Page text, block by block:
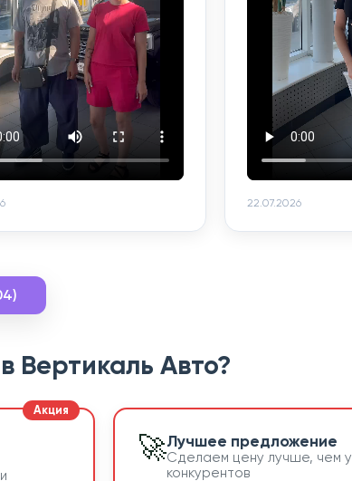
22.07.2026
Вертикаль Авто?
🚀Лучшее предложение
Сделаем цену лучше, чем у
конкурентов